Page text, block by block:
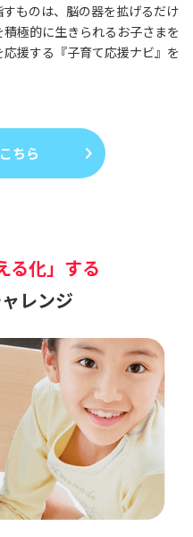
ものは、脳の器を拡げるだけ
極的に生きられるお子さまを
援する『子育て応援ナビ』を
ちら
る化」する
レンジ